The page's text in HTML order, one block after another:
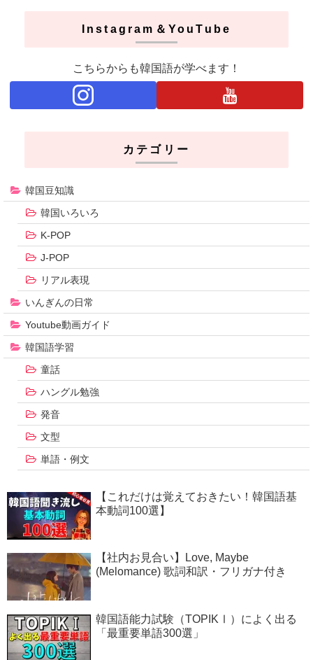
Instagram＆YouTube
こちらからも韓国語が学べます！
カテゴリー
韓国豆知識
韓国いろいろ
K-POP
J-POP
リアル表現
いんぎんの日常
Youtube動画ガイド
韓国語学習
童話
ハングル勉強
発音
文型
単語・例文
【これだけは覚えておきたい！韓国語基
本動詞100選】
【社内お見合い】Love, Maybe
(Melomance) 歌詞和訳・フリガナ付き
韓国語能力試験（TOPIKⅠ）によく出る
「最重要単語300選」